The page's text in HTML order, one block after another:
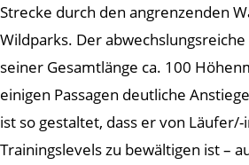
Strecke durch den angrenzenden
Wildparks. Der
seiner Gesamtlänge ca. 100
einigen Passagen deutliche
ist so gestaltet, dass er von
Trainingslevels zu bewältigen ist –